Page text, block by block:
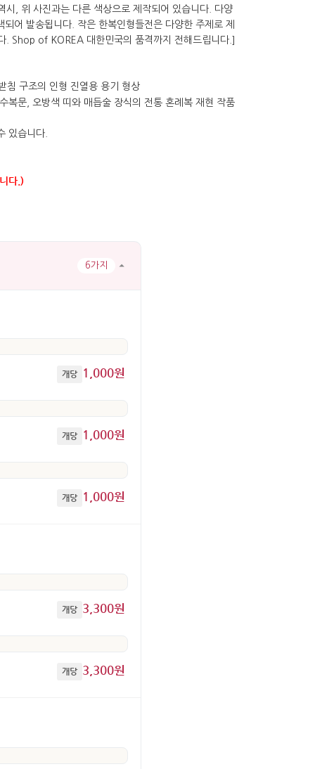
있습니다.
다.)
6가지
개당 1,000원
개당 1,000원
개당 1,000원
개당 3,300원
개당 3,300원